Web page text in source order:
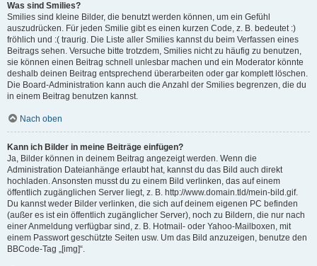
Was sind Smilies?
Smilies sind kleine Bilder, die benutzt werden können, um ein Gefühl
auszudrücken. Für jeden Smilie gibt es einen kurzen Code, z. B. bedeutet :)
fröhlich und :( traurig. Die Liste aller Smilies kannst du beim Verfassen eines
Beitrags sehen. Versuche bitte trotzdem, Smilies nicht zu häufig zu benutzen,
sie können einen Beitrag schnell unlesbar machen und ein Moderator könnte
deshalb deinen Beitrag entsprechend überarbeiten oder gar komplett löschen.
Die Board-Administration kann auch die Anzahl der Smilies begrenzen, die du
in einem Beitrag benutzen kannst.
Nach oben
Kann ich Bilder in meine Beiträge einfügen?
Ja, Bilder können in deinem Beitrag angezeigt werden. Wenn die
Administration Dateianhänge erlaubt hat, kannst du das Bild auch direkt
hochladen. Ansonsten musst du zu einem Bild verlinken, das auf einem
öffentlich zugänglichen Server liegt, z. B. http://www.domain.tld/mein-bild.gif.
Du kannst weder Bilder verlinken, die sich auf deinem eigenen PC befinden
(außer es ist ein öffentlich zugänglicher Server), noch zu Bildern, die nur nach
einer Anmeldung verfügbar sind, z. B. Hotmail- oder Yahoo-Mailboxen, mit
einem Passwort geschützte Seiten usw. Um das Bild anzuzeigen, benutze den
BBCode-Tag „[img]“.